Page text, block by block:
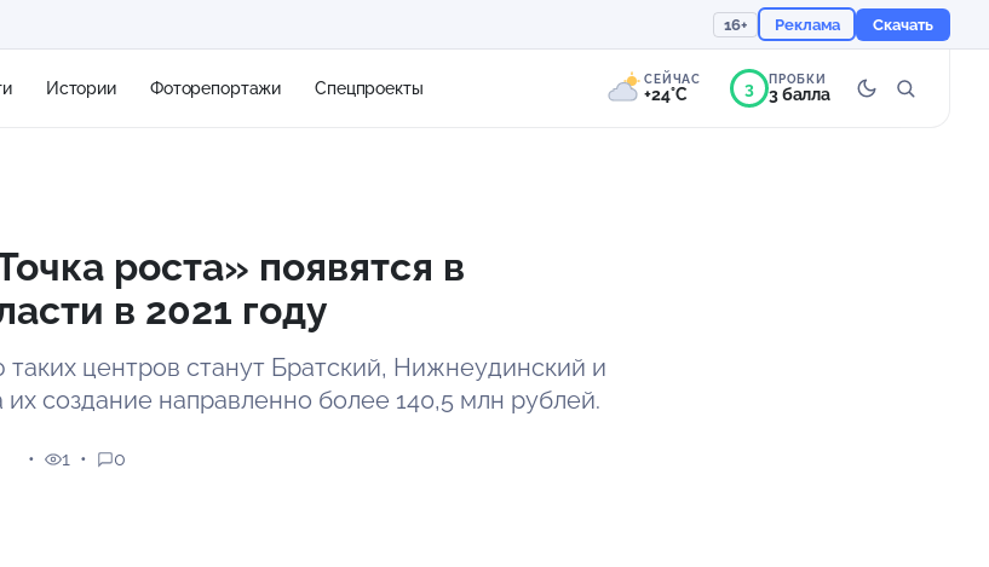
16+ Реклама Скачать
Истории Фоторепортажи Спецпроекты СЕЙЧАС
+24°C 3 ПРОБКИ
3 балла
роста» появятся в
в 2021 году
центров станут Братский, Нижнеудинский и
создание направленно более 140,5 млн рублей.
1 0